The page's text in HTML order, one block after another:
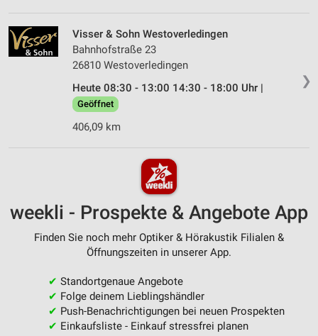
❯
Visser & Sohn Westoverledingen
Bahnhofstraße 23
26810 Westoverledingen
Heute 08:30 - 13:00 14:30 - 18:00 Uhr |
Geöffnet
406,09 km
weekli - Prospekte & Angebote App
Finden Sie noch mehr Optiker & Hörakustik Filialen &
Öffnungszeiten in unserer App.
✔ Standortgenaue Angebote
✔ Folge deinem Lieblingshändler
✔ Push-Benachrichtigungen bei neuen Prospekten
✔ Einkaufsliste - Einkauf stressfrei planen